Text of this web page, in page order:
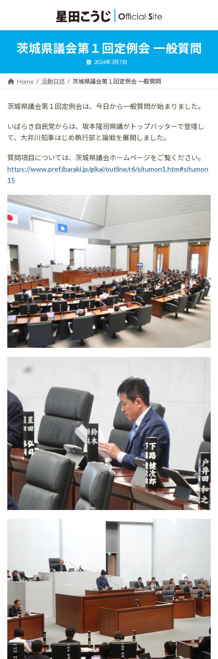
ン
ッ
ー
移
茨城県議会第１回定例会 一般質問
2024年3月7日
Home 活動日誌 茨城県議会第１回定例会 一般質問
茨城県議会第１回定例会は、今日から一般質問が始まりました。
いばらき自民党からは、坂本隆司県議がトップバッターで登壇し
て、大井川知事はじめ執行部と論戦を展開しました。
質問項目については、茨城県議会ホームページをご覧ください。
https://www.pref.ibaraki.jp/gikai/outline/r6/situmon1.htm#situmon
15